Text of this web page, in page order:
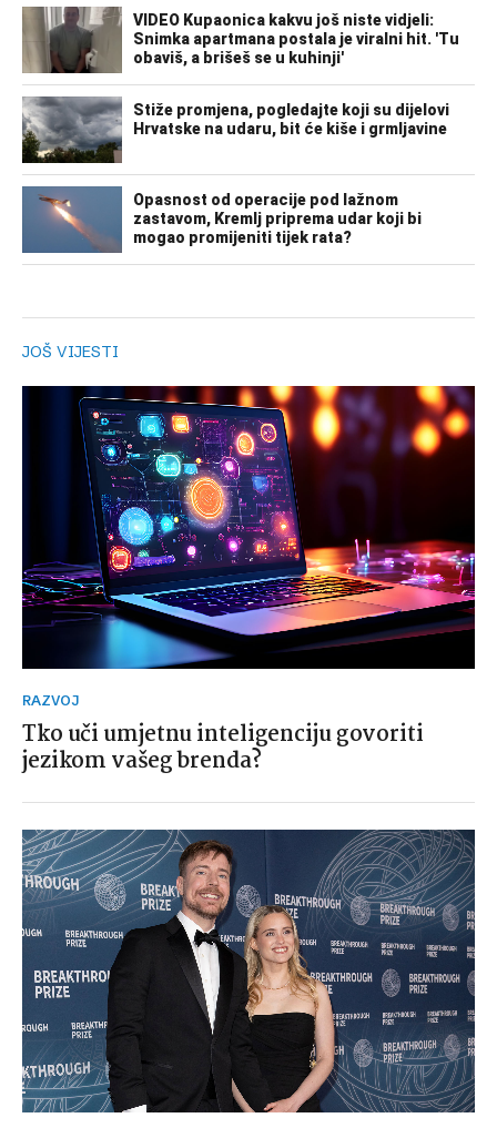
JOŠ VIJESTI
RAZVOJ
Tko uči umjetnu inteligenciju govoriti
jezikom vašeg brenda?